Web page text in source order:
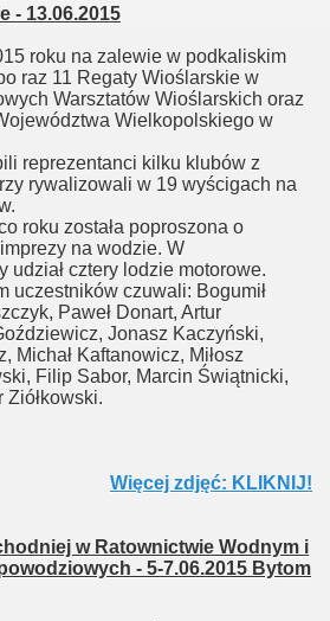
- 13.06.2015
roku na zalewie w podkaliskim
raz 11 Regaty Wioślarskie w
Warsztatów Wioślarskich oraz
Wielkopolskiego w
reprezentanci kilku klubów z
rywalizowali w 19 wyścigach na
roku została poproszona o
na wodzie. W
udział cztery lodzie motorowe.
uczestników czuwali: Bogumił
Paweł Donart, Artur
Jonasz Kaczyński,
Michał Kaftanowicz, Miłosz
Filip Sabor, Marcin Świątnicki,
Ziółkowski.
Więcej zdjęć: KLIKNIJ!
w Ratownictwie Wodnym i
- 5-7.06.2015 Bytom